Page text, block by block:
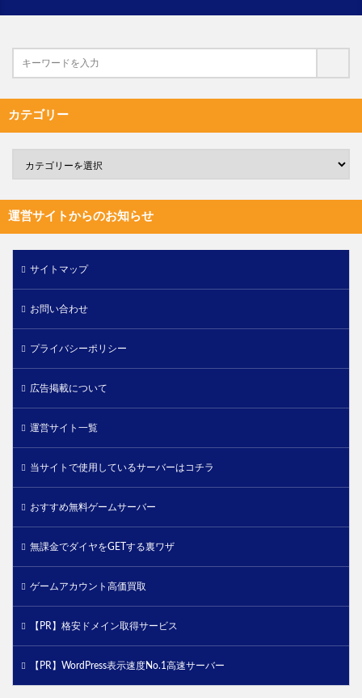
カテゴリー
運営サイトからのお知らせ
サイトマップ
お問い合わせ
プライバシーポリシー
広告掲載について
運営サイト一覧
当サイトで使用しているサーバーはコチラ
おすすめ無料ゲームサーバー
無課金でダイヤをGETする裏ワザ
ゲームアカウント高価買取
【PR】格安ドメイン取得サービス
【PR】WordPress表示速度No.1高速サーバー